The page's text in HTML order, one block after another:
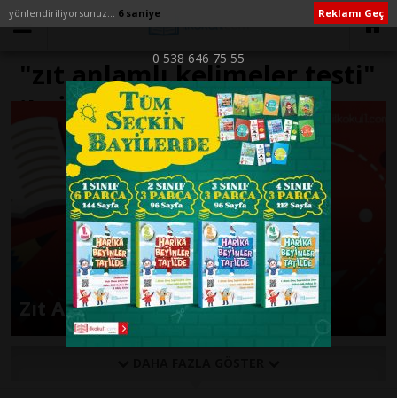
yönlendiriliyorsunuz... 6 saniye Reklamı Geç
0 538 646 75 55
"zıt anlamlı kelimeler testi"
ile İlişikli yazılar
Zıt Anlamlı Kelimeler Testi